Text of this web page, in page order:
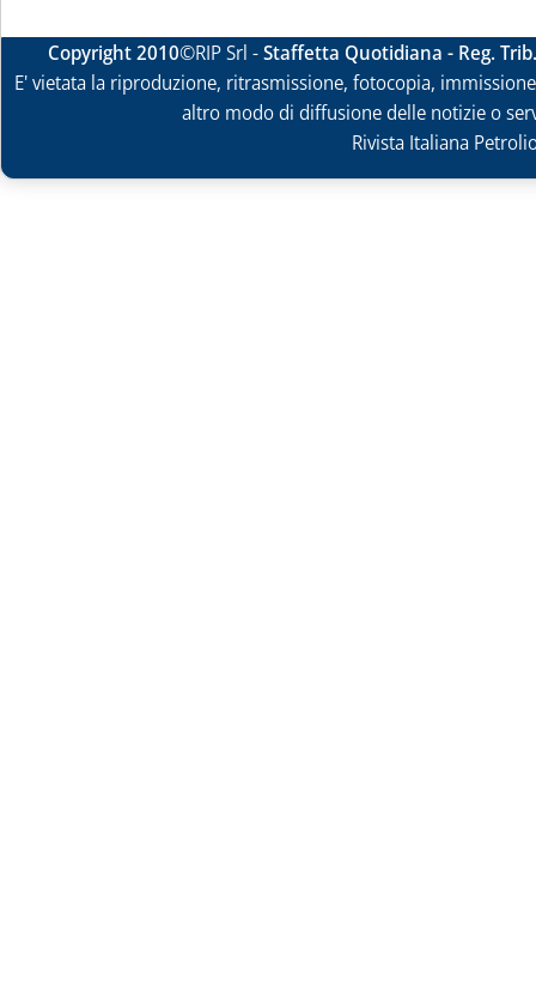
Copyright 2010©RIP Srl -Staffetta Quotidiana - Reg.
E' vietata la riproduzione, ritrasmissione, fotocopia,
altro modo di diffusione delle notizie o
Rivista Italiana